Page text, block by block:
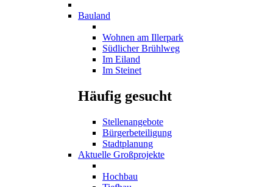
Bauland
Wohnen am Illerpark
Südlicher Brühlweg
Im Eiland
Im Steinet
Häufig gesucht
Stellenangebote
Bürgerbeteiligung
Stadtplanung
Aktuelle Großprojekte
Hochbau